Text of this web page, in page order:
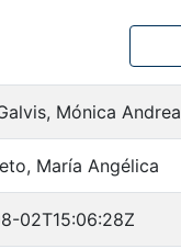
Mónica Andrea
María Angélica
02T15:06:28Z